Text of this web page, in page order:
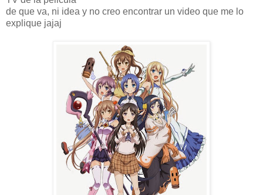
de que va, ni idea y no creo encontrar un video que me lo
explique jajaj